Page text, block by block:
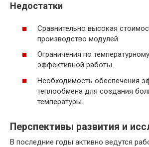
Недостатки
Сравнительно высокая
производство модулей.
Ограничения по
эффективной работы.
Необходимость обеспечения
теплообмена для создания
температуры.
Перспективы развития и
В последние годы активно ведутся